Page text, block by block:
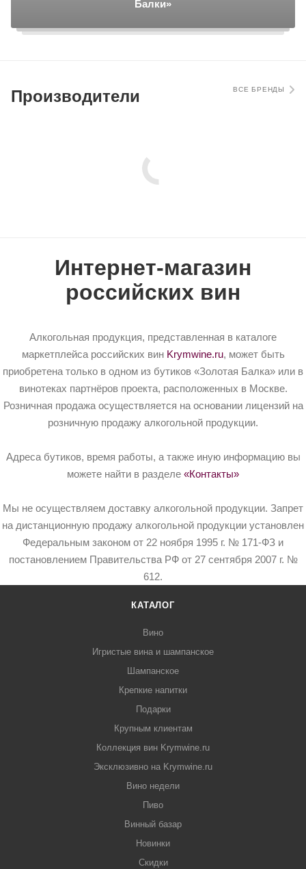
Балки»
Производители ВСЕ БРЕНДЫ
Интернет-магазин
российских вин
Алкогольная продукция, представленная в каталоге
маркетплейса российских вин Krymwine.ru, может быть
приобретена только в одном из бутиков «Золотая Балка» или в
винотеках партнёров проекта, расположенных в Москве.
Розничная продажа осуществляется на основании лицензий на
розничную продажу алкогольной продукции.
Адреса бутиков, время работы, а также иную информацию вы
можете найти в разделе «Контакты»
Мы не осуществляем доставку алкогольной продукции. Запрет
на дистанционную продажу алкогольной продукции установлен
Федеральным законом от 22 ноября 1995 г. № 171-ФЗ и
постановлением Правительства РФ от 27 сентября 2007 г. №
612.
КАТАЛОГ
Вино
Игристые вина и шампанское
Шампанское
Крепкие напитки
Подарки
Крупным клиентам
Коллекция вин Krymwine.ru
Эксклюзивно на Krymwine.ru
Вино недели
Пиво
Винный базар
Новинки
Скидки